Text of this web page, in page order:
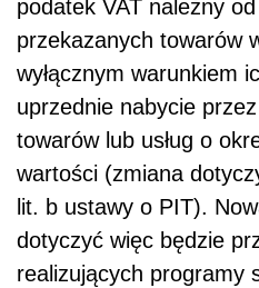
podatek VAT należny od
przekazanych towarów
wyłącznym warunkiem
uprzednie nabycie
towarów lub usług o
wartości (zmiana
lit. b ustawy o PIT).
dotyczyć więc będzie
realizujących programy